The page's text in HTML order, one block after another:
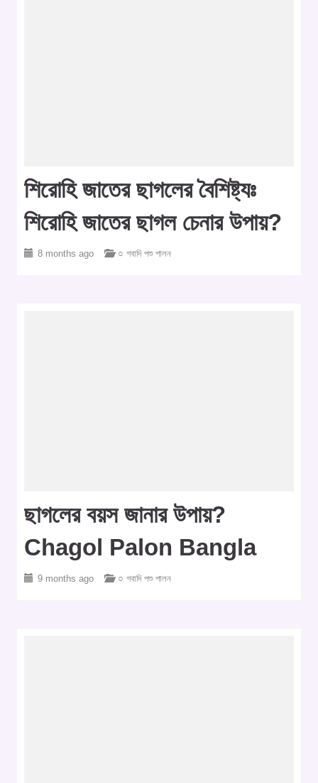
শিরোহি জাতের ছাগলের বৈশিষ্ট্যঃ
শিরোহি জাতের ছাগল চেনার উপায়?
8 months ago ○ গবাদি পশু পালন
ছাগলের বয়স জানার উপায়?
Chagol Palon Bangla
9 months ago ○ গবাদি পশু পালন